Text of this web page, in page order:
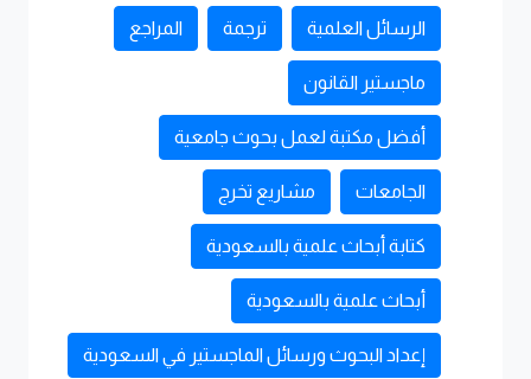
الرسائل العلمية ترجمة المراجع
ماجستير القانون
أفضل مكتبة لعمل بحوث جامعية
الجامعات مشاريع تخرج
كتابة أبحاث علمية بالسعودية
أبحاث علمية بالسعودية
إعداد البحوث ورسائل الماجستير في السعودية